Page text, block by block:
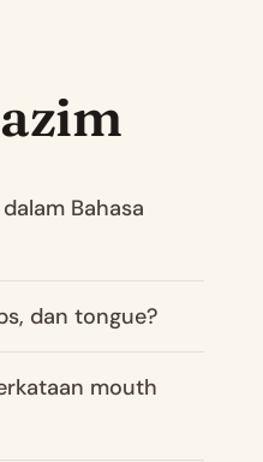
Bahasa
dan tongue?
mouth